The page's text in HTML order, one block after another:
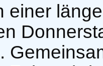
einer